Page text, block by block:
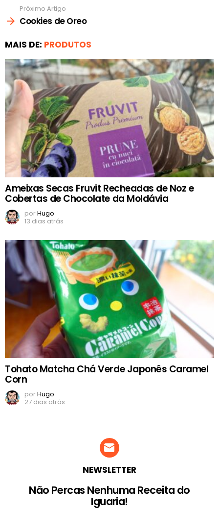
Próximo Artigo
Cookies de Oreo
MAIS DE: PRODUTOS
Ameixas Secas Fruvit Recheadas de Noz e
Cobertas de Chocolate da Moldávia
porHugo
13 dias atrás
Tohato Matcha Chá Verde Japonês Caramel
Corn
porHugo
27 dias atrás
NEWSLETTER
Não Percas Nenhuma Receita do
Iguaria!